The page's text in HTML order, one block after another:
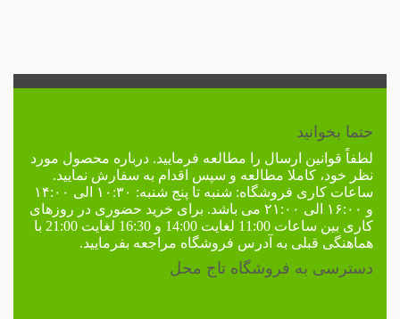
حتما بخوانید
لطفاً قوانین ارسال را مطالعه فرمایید. درباره محصول مورد
نظر خود، کاملا مطالعه و سپس اقدام به سفارش نمایید.
ساعات کاری فروشگاه:
شنبه تا پنج شنبه: ۱۰:۳۰ الی ۱۴:۰۰
و ۱۶:۰۰ الی ۲۱:۰۰ می باشد. برای خرید حضوری در
روزهای
کاری
بین ساعات 11:00 لغایت 14:00 و 16:30 لغایت 21:00 با
هماهنگی قبلی به آدرس فروشگاه مراجعه بفرمایید.
دسترسی به فروشگاه تاج محل